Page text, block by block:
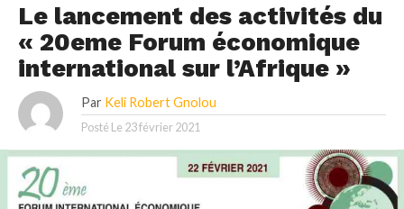
Le lancement des activités du
« 20eme Forum économique
international sur l’Afrique »
Par Keli Robert Gnolou
Posté Le 23 février 2021